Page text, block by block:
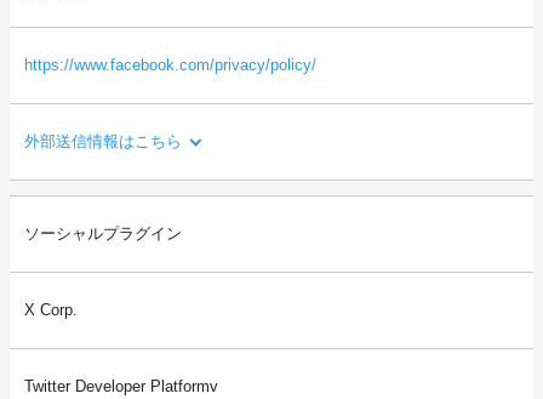
https://www.facebook.com/privacy/policy/
外部送信情報はこちら
利用目的：
ログインのためのアカウント連携を提供するため。
・本サイトを閲覧した端末の情報（OS、ブラウザ情報、IPアドレ
ス、画面解像度など）
ソーシャルプラグイン
X Corp.
Twitter Developer Platformv